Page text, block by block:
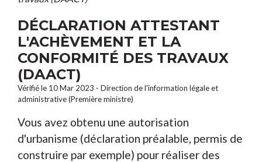
DÉCLARATION ATTESTANT
L'ACHÈVEMENT ET LA
CONFORMITÉ DES TRAVAUX
(DAACT)
Vérifié le 10 Mar 2023 - Direction de l'information légale et
administrative (Première ministre)
Vous avez obtenu une autorisation
d'urbanisme (déclaration préalable, permis de
construire par exemple) pour réaliser des